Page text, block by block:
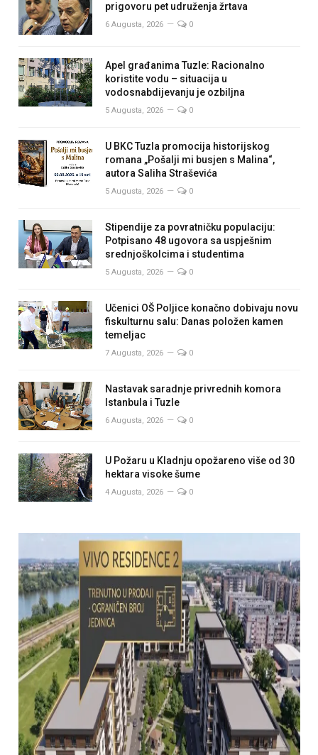
prigovoru pet udruženja žrtava
6 Augusta, 2026 0
Apel građanima Tuzle: Racionalno
koristite vodu – situacija u
vodosnabdijevanju je ozbiljna
5 Augusta, 2026 0
U BKC Tuzla promocija historijskog
romana „Pošalji mi busjen s Malina“,
autora Saliha Straševića
5 Augusta, 2026 0
Stipendije za povratničku populaciju:
Potpisano 48 ugovora sa uspješnim
srednjoškolcima i studentima
5 Augusta, 2026 0
Učenici OŠ Poljice konačno dobivaju novu
fiskulturnu salu: Danas položen kamen
temeljac
7 Augusta, 2026 0
Nastavak saradnje privrednih komora
Istanbula i Tuzle
6 Augusta, 2026 0
U Požaru u Kladnju opožareno više od 30
hektara visoke šume
4 Augusta, 2026 0